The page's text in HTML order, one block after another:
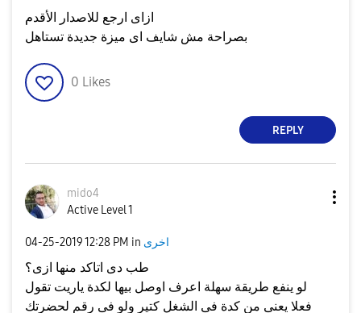
ازاى ارجع للاصدار الأقدم
بصراحة مش شايف اى ميزة جديدة تستاهل
0 Likes
REPLY
mido4
Active Level 1
‎04-25-201912:28 PM in اخرى
طب دى اتاكد منها ازى؟
لو ينفع طريقة سهلة اعرف اوصل بيها لكدة ياريت تقول
فعلا يعنى من كدة فى الشغل كتير ولو فى رقم لحضرتك